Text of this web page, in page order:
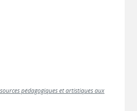
pédagogiques et artistiques aux